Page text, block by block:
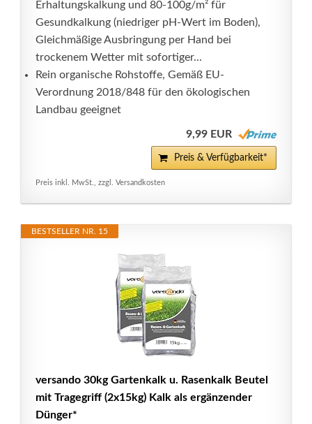
Erhaltungskalkung und 80-100g/m² für
Gesundkalkung (niedriger pH-Wert im Boden),
Gleichmäßige Ausbringung per Hand bei
trockenem Wetter mit sofortiger...
Rein organische Rohstoffe, Gemäß EU-
Verordnung 2018/848 für den ökologischen
Landbau geeignet
9,99 EUR
Preis & Verfügbarkeit*
Preis inkl. MwSt., zzgl. Versandkosten
BESTSELLER NR. 15
versando 30kg Gartenkalk u. Rasenkalk Beutel
mit Tragegriff (2x15kg) Kalk als ergänzender
Dünger*